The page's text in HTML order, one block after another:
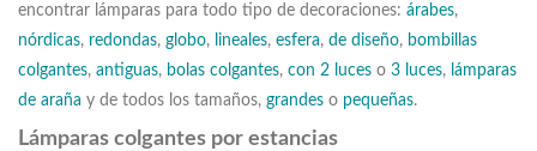
encontrar lámparas para todo tipo de decoraciones: árabes,
nórdicas, redondas, globo, lineales, esfera, de diseño, bombillas
colgantes, antiguas, bolas colgantes, con 2 luces o 3 luces, lámparas
de araña y de todos los tamaños, grandes o pequeñas.
Lámparas colgantes por estancias